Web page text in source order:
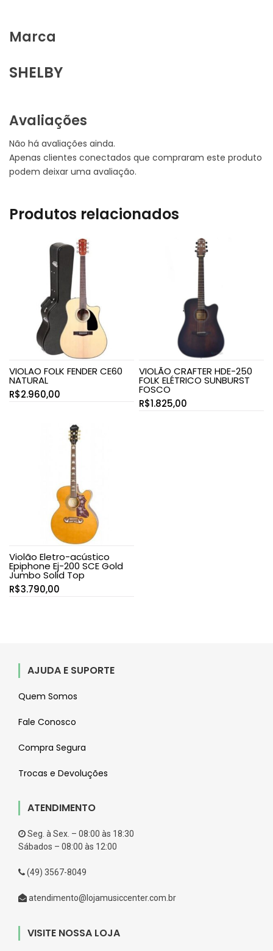
Marca
SHELBY
Avaliações
Não há avaliações ainda.
Apenas clientes conectados que compraram este produto
podem deixar uma avaliação.
Produtos relacionados
VIOLAO FOLK FENDER CE60
NATURAL
R$2.960,00
VIOLÃO CRAFTER HDE-250
FOLK ELÉTRICO SUNBURST
FOSCO
R$1.825,00
Violão Eletro-acústico
Epiphone Ej-200 SCE Gold
Jumbo Solid Top
R$3.790,00
AJUDA E SUPORTE
Quem Somos
Fale Conosco
Compra Segura
Trocas e Devoluções
ATENDIMENTO
Seg. à Sex. – 08:00 às 18:30
Sábados – 08:00 às 12:00
(49) 3567-8049
atendimento@lojamusiccenter.com.br
VISITE NOSSA LOJA